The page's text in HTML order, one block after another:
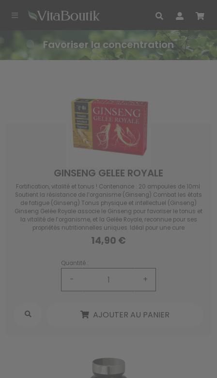
Favoriser la concentration
GINSENG GELEE ROYALE
Fortification, vitalité et tonus ! Contenance : 20 ampoules de 10ml
Soutient la résistance de l’organisme (Ginseng) Combat les états
de fatigue (Ginseng) Tonus physique et intellectuel (Ginseng)
Ginseng Gelée Royale associe le Ginseng pour favoriser le tonus et
la vitalité de l’organisme, et la Gelée Royale, reconnue pour ses
propriétés nutritionnelles uniques. Idéal pour une cure
revitalisante !
14,90 €
Quantité :
- +
AJOUTER AU PANIER